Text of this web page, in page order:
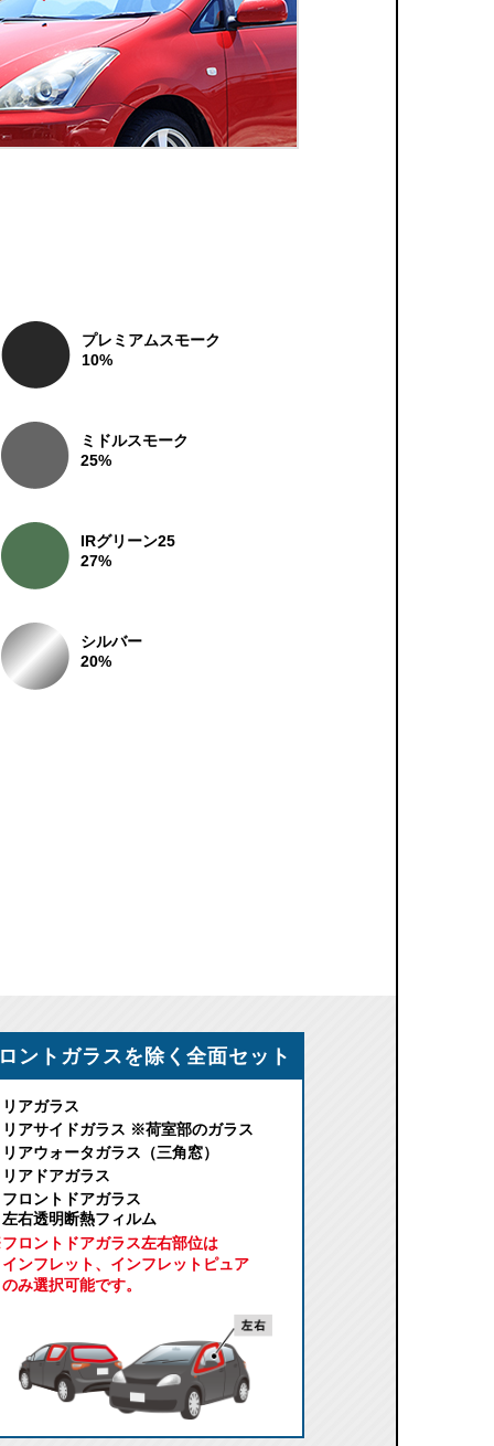
プレミアムスモーク
10%
ミドルスモーク
25%
IRグリーン25
27%
シルバー
20%
ントガラスを除く全面セット
リアガラス
リアサイドガラス ※荷室部のガラス
リアウォータガラス（三角窓）
リアドアガラス
フロントドアガラス
左右透明断熱フィルム
ロントドアガラス左右部位は
インフレット、インフレットピュア
のみ選択可能です。